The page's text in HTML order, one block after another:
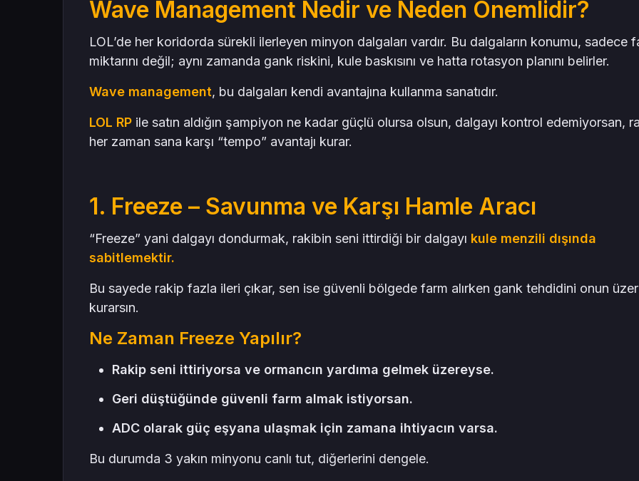
Wave Management Nedir ve Neden Önemlidir?
LOL’de her koridorda sürekli ilerleyen minyon dalgaları vardır. Bu dalgaların konumu, sadece
miktarını değil; aynı zamanda gank riskini, kule baskısını ve hatta rotasyon planını belirler.
Wave management, bu dalgaları kendi avantajına kullanma sanatıdır.
LOL RPile satın aldığın şampiyon ne kadar güçlü olursa olsun, dalgayı kontrol edemiyorsan,
her zaman sana karşı “tempo” avantajı kurar.
1. Freeze – Savunma ve Karşı Hamle Aracı
“Freeze” yani dalgayı dondurmak, rakibin seni ittirdiği bir dalgayı kule menzili dışında
sabitlemektir.
Bu sayede rakip fazla ileri çıkar, sen ise güvenli bölgede farm alırken gank tehdidini onun
kurarsın.
Ne Zaman Freeze Yapılır?
Rakip seni ittiriyorsa ve ormancın yardıma gelmek üzereyse.
Geri düştüğünde güvenli farm almak istiyorsan.
ADC olarak güç eşyana ulaşmak için zamana ihtiyacın varsa.
Bu durumda 3 yakın minyonu canlı tut, diğerlerini dengele.